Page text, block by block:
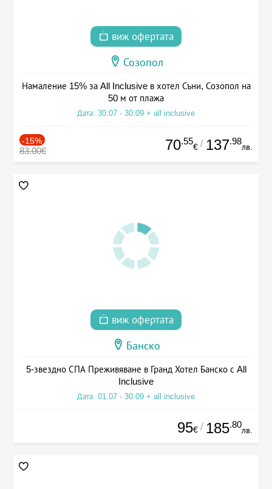
виж офертата
Созопол
Намаление 15% за All Inclusive в хотел Съни, Созопол на
50 м от плажа
Дата: 30.07 - 30.09 + all inclusive
-15%
83.00€ 70.55
€ / 137.98
лв.
виж офертата
Банско
5-звездно СПА Преживяване в Гранд Хотел Банско с All
Inclusive
Дата: 01.07 - 30.09 + all inclusive
95€ / 185.80
лв.